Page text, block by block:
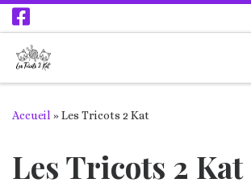
Passer au contenu
Accueil »Les Tricots 2 Kat
Les Tricots 2 Kat